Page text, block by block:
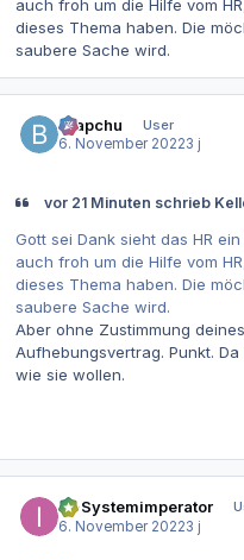
auch froh um die Hilfe vom
dieses Thema haben. Die
saubere Sache wird.
Brapchu
User
6. November 20223 j
vor 21 Minuten schrieb
Gott sei Dank sieht das HR
auch froh um die Hilfe vom
dieses Thema haben. Die
saubere Sache wird.
Aber ohne Zustimmung
Aufhebungsvertrag. Punkt.
wie sie wollen.
IT-Systemimperator
6. November 20223 j